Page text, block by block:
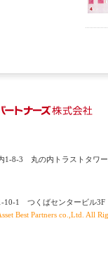
1-8-3 丸の内トラストタワ
10-1 つくばセンタービル3F
Best Partners co.,Ltd. All